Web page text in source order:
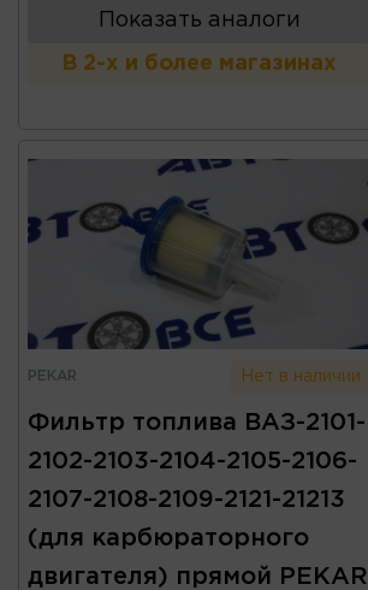
PEKAR Нет в наличии
Фильтр топлива ВАЗ-2101-
2102-2103-2104-2105-2106-
2107-2108-2109-2121-21213
(для карбюраторного
двигателя) прямой PEKAR
Показать аналоги
В 2-х и более магазинах